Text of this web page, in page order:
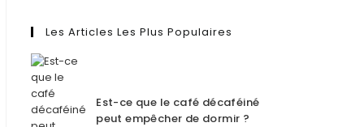
Les Articles Les Plus Populaires
Est-ce que le café décaféiné
peut empêcher de dormir ?